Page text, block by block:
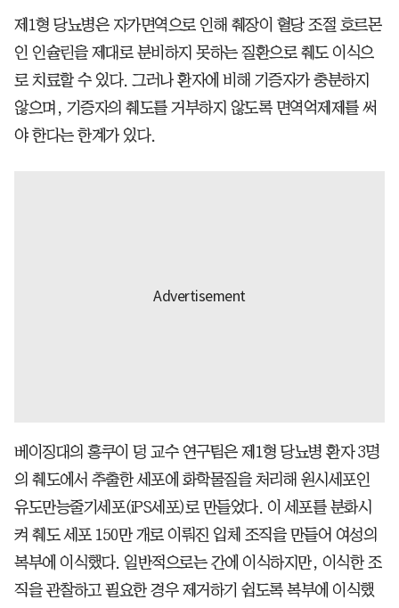
제1형 당뇨병은 자가면역으로 인해 췌장이 혈당 조절 호르몬
인 인슐린을 제대로 분비하지 못하는 질환으로 췌도 이식으
로 치료할 수 있다. 그러나 환자에 비해 기증자가 충분하지
않으며, 기증자의 췌도를 거부하지 않도록 면역억제제를 써
야 한다는 한계가 있다.
베이징대의 홍쿠이 덩 교수 연구팀은 제1형 당뇨병 환자 3명
의 췌도에서 추출한 세포에 화학물질을 처리해 원시세포인
유도만능줄기세포(iPS세포)로 만들었다. 이 세포를 분화시
켜 췌도 세포 150만 개로 이뤄진 입체 조직을 만들어 여성의
복부에 이식했다. 일반적으로는 간에 이식하지만, 이식한 조
직을 관찰하고 필요한 경우 제거하기 쉽도록 복부에 이식했